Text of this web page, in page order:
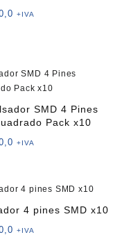
+IVA
SMD 4 Pines
Pack x10
+IVA
4 pines SMD x10
+IVA